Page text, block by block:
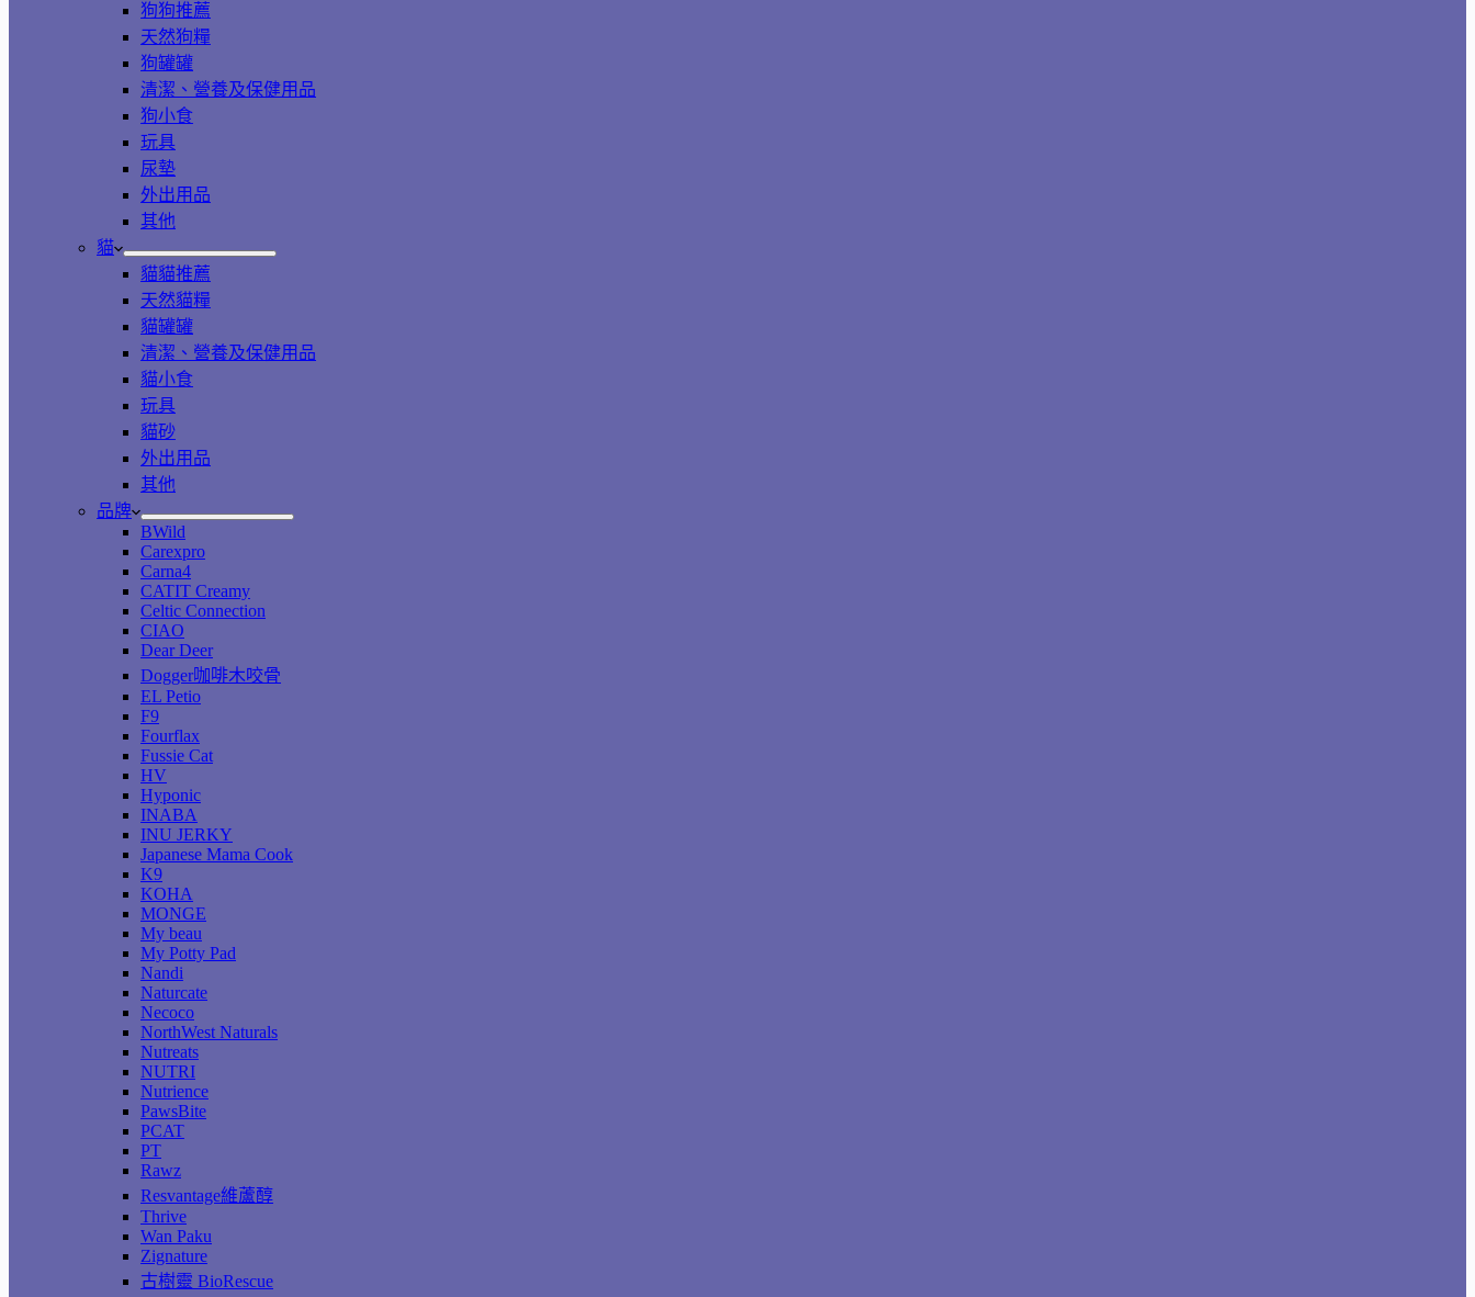
狗狗推薦
天然狗糧
狗罐罐
清潔、營養及保健用品
狗小食
玩具
尿墊
外出用品
其他
貓
貓貓推薦
天然貓糧
貓罐罐
清潔、營養及保健用品
貓小食
玩具
貓砂
外出用品
其他
品牌
BWild
Carexpro
Carna4
CATIT Creamy
Celtic Connection
CIAO
Dear Deer
Dogger咖啡木咬骨
EL Petio
F9
Fourflax
Fussie Cat
HV
Hyponic
INABA
INU JERKY
Japanese Mama Cook
K9
KOHA
MONGE
My beau
My Potty Pad
Nandi
Naturcate
Necoco
NorthWest Naturals
Nutreats
NUTRI
Nutrience
PawsBite
PCAT
PT
Rawz
Resvantage維蘆醇
Thrive
Wan Paku
Zignature
古樹靈 BioRescue